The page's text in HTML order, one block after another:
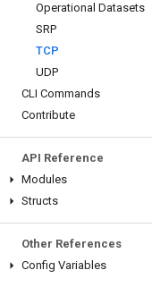
Operational Datasets
SRP
TCP
UDP
CLI Commands
Contribute
API Reference
Modules
Structs
Other References
Config Variables